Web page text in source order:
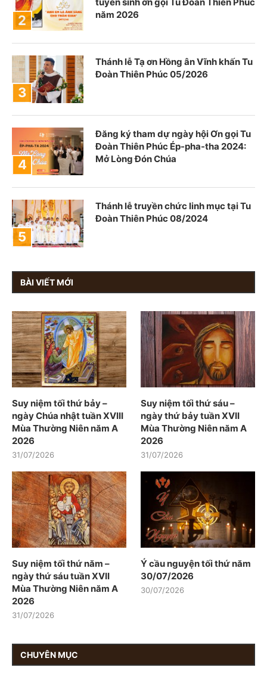
năm 2026
Thánh lễ Tạ ơn Hồng ân Vĩnh khấn Tu
Đoàn Thiên Phúc 05/2026
Đăng ký tham dự ngày hội Ơn gọi Tu
Đoàn Thiên Phúc Ép-pha-tha 2024:
Mở Lòng Đón Chúa
Thánh lễ truyền chức linh mục tại Tu
Đoàn Thiên Phúc 08/2024
BÀI VIẾT MỚI
Suy niệm tối thứ bảy –
ngày Chúa nhật tuần XVIII
Mùa Thường Niên năm A
2026
31/07/2026
Suy niệm tối thứ sáu –
ngày thứ bảy tuần XVII
Mùa Thường Niên năm A
2026
31/07/2026
Suy niệm tối thứ năm –
ngày thứ sáu tuần XVII
Mùa Thường Niên năm A
2026
31/07/2026
Ý cầu nguyện tối thứ năm
30/07/2026
30/07/2026
CHUYÊN MỤC